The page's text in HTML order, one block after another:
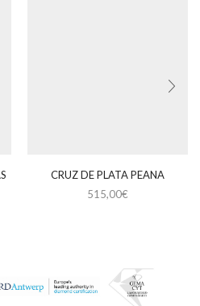
CRUZ DE PLATA PEANA
515,00€